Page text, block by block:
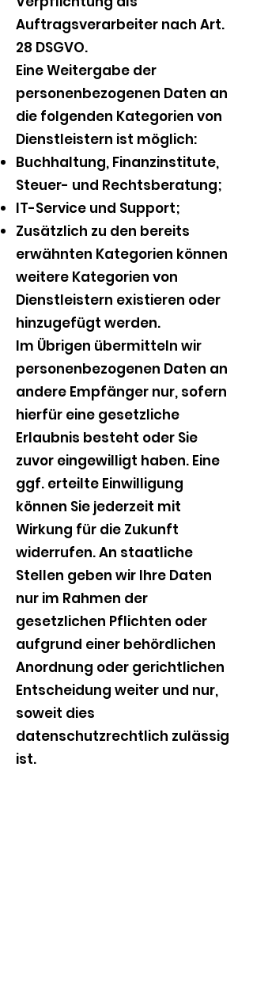
Auftragsverarbeiter nach Art.
28 DSGVO.
Eine Weitergabe der
personenbezogenen Daten an
die folgenden Kategorien von
Dienstleistern ist möglich:
Buchhaltung, Finanzinstitute,
Steuer- und Rechtsberatung;
IT-Service und Support;
Zusätzlich zu den bereits
erwähnten Kategorien können
weitere Kategorien von
Dienstleistern existieren oder
hinzugefügt werden.
Im Übrigen übermitteln wir
personenbezogenen Daten an
andere Empfänger nur, sofern
hierfür eine gesetzliche
Erlaubnis besteht oder Sie
zuvor eingewilligt haben. Eine
ggf. erteilte Einwilligung
können Sie jederzeit mit
Wirkung für die Zukunft
widerrufen. An staatliche
Stellen geben wir Ihre Daten
nur im Rahmen der
gesetzlichen Pflichten oder
aufgrund einer behördlichen
Anordnung oder gerichtlichen
Entscheidung weiter und nur,
soweit dies
datenschutzrechtlich zulässig
ist.